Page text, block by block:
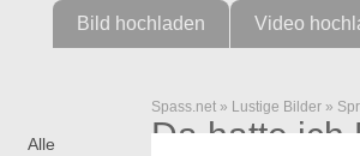
Bild hochladen Video
Alle
Spass.net » Lustige Bilder »
Da hatte ich